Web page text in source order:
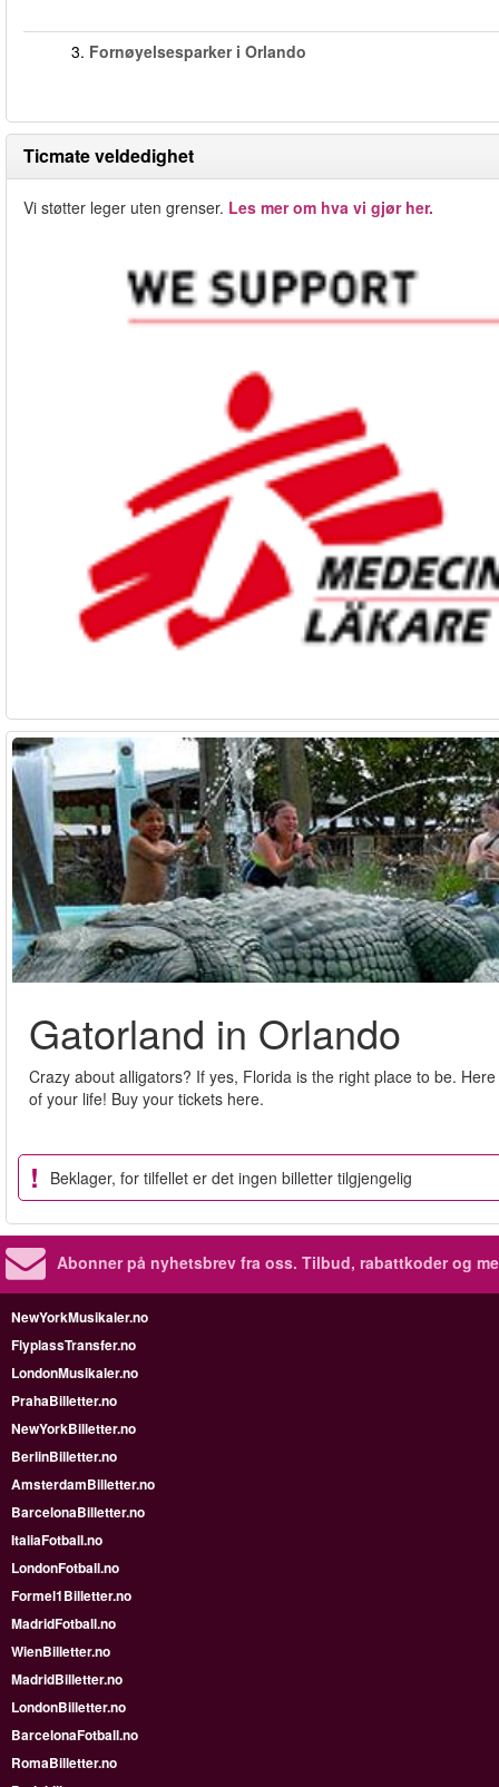
3. Fornøyelsesparker i Orlando
Ticmate veldedighet
Vi støtter leger uten grenser. Les mer om hva vi gjør her.
Gatorland in Orlando
Crazy about alligators? If yes, Florida is the right place to be.
of your life! Buy your tickets here.
Beklager, for tilfellet er det ingen billetter tilgjengelig
Abonner på nyhetsbrev fra oss. Tilbud, rabattkoder og
NewYorkMusikaler.no
FlyplassTransfer.no
LondonMusikaler.no
PrahaBilletter.no
NewYorkBilletter.no
BerlinBilletter.no
AmsterdamBilletter.no
BarcelonaBilletter.no
ItaliaFotball.no
LondonFotball.no
Formel1Billetter.no
MadridFotball.no
WienBilletter.no
MadridBilletter.no
LondonBilletter.no
BarcelonaFotball.no
RomaBilletter.no